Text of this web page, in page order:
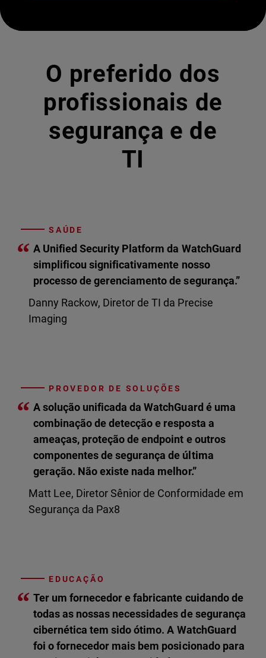
O preferido dos
profissionais de
segurança e de
TI
SAÚDE
“ A Unified Security Platform da WatchGuard
simplificou significativamente nosso
processo de gerenciamento de segurança.”
Danny Rackow, Diretor de TI da Precise
Imaging
PROVEDOR DE SOLUÇÕES
“ A solução unificada da WatchGuard é uma
combinação de detecção e resposta a
ameaças, proteção de endpoint e outros
componentes de segurança de última
geração. Não existe nada melhor.”
Matt Lee, Diretor Sênior de Conformidade em
Segurança da Pax8
EDUCAÇÃO
“ Ter um fornecedor e fabricante cuidando de
todas as nossas necessidades de segurança
cibernética tem sido ótimo. A WatchGuard
foi o fornecedor mais bem posicionado para